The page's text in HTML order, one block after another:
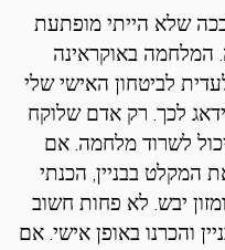
שלא הייתי מופתעת
באוקראינה
לביטחון האישי שלי
לכך. רק אדם שלוקח
לשרוד מלחמה. אם
המקלט בבניין, הכנתי
יבש. לא פחות חשוב
והכרנו באופן אישי. אם